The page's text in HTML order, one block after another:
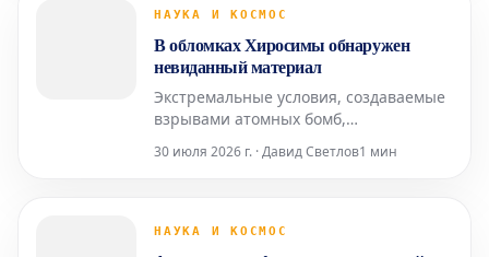
предупреждение о новом случае
НАУКА И КОСМОС
В обломках Хиросимы обнаружен
невиданный материал
Экстремальные условия, создаваемые
взрывами атомных бомб,
«неконтролируемые
был сформирован и впоследствии
30 июля 2026 г. · Давид Светлов1 мин
НАУКА И КОСМОС